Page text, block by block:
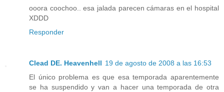
ooora coochoo.. esa jalada parecen cámaras en el hospital
XDDD
Responder
Clead DE. Heavenhell 19 de agosto de 2008 a las 16:53
El único problema es que esa temporada aparentemente
se ha suspendido y van a hacer una temporada de otra